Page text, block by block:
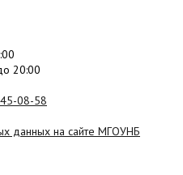
20:00
45-08-58
данных на сайте МГОУНБ